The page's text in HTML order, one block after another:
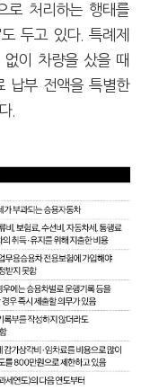
로 처리하는 행태를
두고 있다. 특례제
이 차량을 샀을 때
납부 전액을 특별한
.